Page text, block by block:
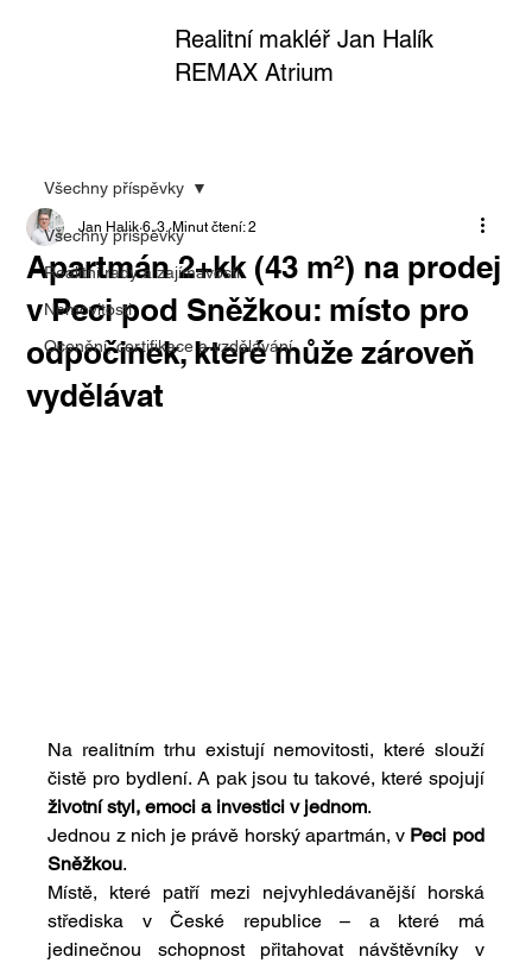
Realitní makléř Jan Halík
REMAX Atrium
Všechny příspěvky
Realitní rady a zajímavosti
Nemovitosti
Ocenění, certifikace a vzdělávání
Všechny příspěvky
Apartmán 2+kk (43 m²) na prodej
v Peci pod Sněžkou: místo pro
odpočinek, které může zároveň
vydělávat
Jan Halik 6. 3. Minut čtení: 2
Na realitním trhu existují nemovitosti, které slouží
čistě pro bydlení. A pak jsou tu takové, které spojují
životní styl, emoci a investici v jednom.
Jednou z nich je právě horský apartmán, v Peci pod
Sněžkou.
Místě, které patří mezi nejvyhledávanější horská
střediska v České republice – a které má
jedinečnou schopnost přitahovat návštěvníky v